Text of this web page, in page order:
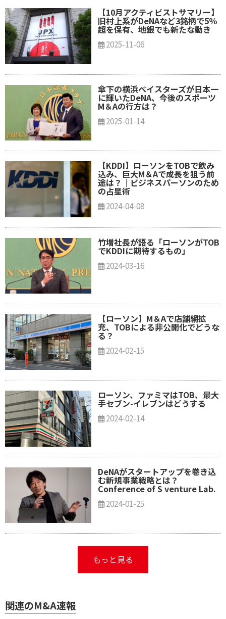
【10月アクティビストサマリー】
旧村上系がDeNAなど3銘柄で5％
超を保有、地銀でも新たな動き
2025-11-06
傘下の横浜ベイスターズが日本一
に輝いたDeNA、今後のスポーツ
M＆Aの行方は？
2025-01-14
【KDDI】ローソンをTOBで飲み
込み、巨大M＆Aで成長を狙う前
途は？｜ビジネスパーソンのため
の占星術
2024-04-08
竹増社長が語る「ローソンがTOB
でKDDIに期待するもの」
2024-03-16
【ローソン】M＆Aで店舗網拡
充、TOBによる非公開化でどうな
る？
2024-02-15
ローソン、ファミマはTOB、最大
手セブン-イレブンはどうする
2024-02-14
DeNAがスタートアップを巻き込
む新規事業戦略とは？
Conference of S venture Lab.
2024-01-25
もっと見る
関連のM&A速報